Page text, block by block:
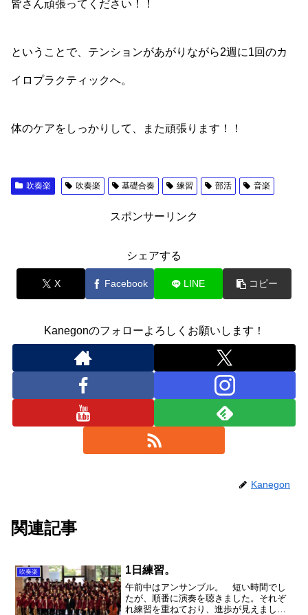
皆さん頑張ってください！！
ということで、テンションがあがりながら2週に1回のカ
イロプラクティックへ。
体のケアをしっかりして、また頑張ります！！
吹奏楽 吹奏楽 基礎合奏 練習 部活 音楽
スポンサーリンク
シェアする
X Facebook LINE コピー
Kanegonのフォローよろしくお願いします！
Kanegon
関連記事
吹奏楽 1日練習。
午前中はアンサンブル。 短い時間でし
たが、順番に演奏を聴きました。それぞ
れ練習を重ねており、進歩が見えまし